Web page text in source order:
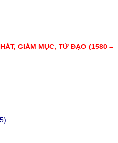
GIÁM MỤC, TỬ ĐẠO (1580 –